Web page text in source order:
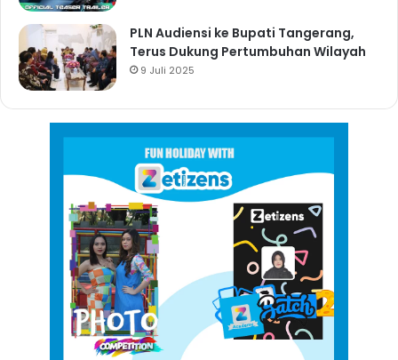
PLN Audiensi ke Bupati Tangerang,
Terus Dukung Pertumbuhan Wilayah
9 Juli 2025